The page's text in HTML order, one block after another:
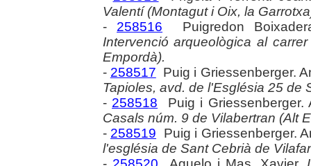
Valentí (Montagut i Oix, la
- 258516 Puigredon
Intervenció arqueològica al
Empordà).
- 258517 Puig i Griessenberger.
Tapioles, avd. de l'Església 25 de
- 258518 Puig i
Casals núm. 9 de Vilabertran (Alt
- 258519 Puig i Griessenberger.
l'església de Sant Cebrià de